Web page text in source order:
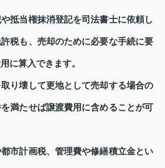
抵当権抹消登記を司法書士に依頼し
税も、売却のために必要な手続に要
に算入できます。
り壊して更地として売却する場合の
満たせば譲渡費用に含めることが可
市計画税、管理費や修繕積立金とい